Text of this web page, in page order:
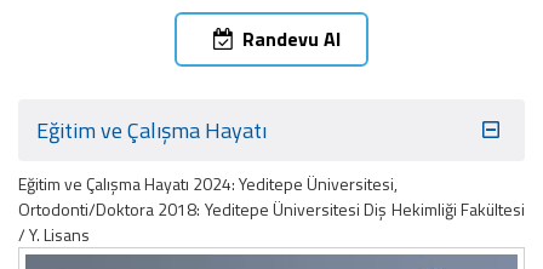
Randevu Al
Eğitim ve Çalışma Hayatı
Eğitim ve Çalıșma Hayatı 2024: Yeditepe Üniversitesi,
Ortodonti/Doktora 2018: Yeditepe Üniversitesi Diș Hekimliği Fakültesi
/ Y. Lisans